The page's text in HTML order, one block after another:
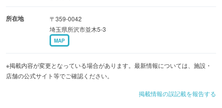
所在地
〒359-0042
埼玉県所沢市並木5-3
MAP
※掲載内容が変更となっている場合があります。最新情報については、施設・
店舗の公式サイト等でご確認ください。
掲載情報の誤記載を報告する